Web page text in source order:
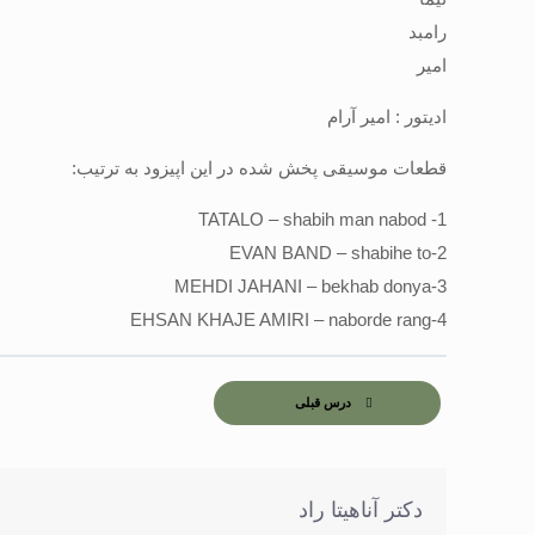
رامبد
امیر
ادیتور : امیر آرام
قطعات موسیقی پخش شده در این اپیزود به ترتیب:
1- TATALO – shabih man nabod
2-EVAN BAND – shabihe to
3-MEHDI JAHANI – bekhab donya
4-EHSAN KHAJE AMIRI – naborde rang
درس قبلی
دکتر آناهیتا راد